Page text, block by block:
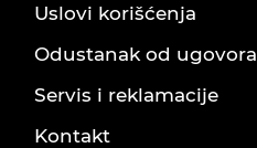
Uslovi korišćenja
Odustanak od ugovora
Servis i reklamacije
Kontakt